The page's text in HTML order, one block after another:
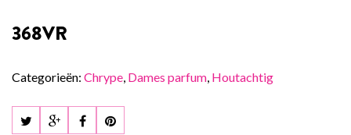
368VR
Categorieën: Chrype, Dames parfum, Houtachtig